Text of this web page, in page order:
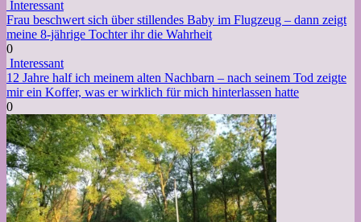
Interessant
Frau beschwert sich über stillendes Baby im Flugzeug – dann zeigt
meine 8-jährige Tochter ihr die Wahrheit
0
Interessant
12 Jahre half ich meinem alten Nachbarn – nach seinem Tod zeigte
mir ein Koffer, was er wirklich für mich hinterlassen hatte
0